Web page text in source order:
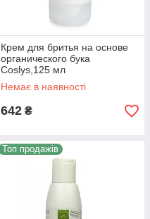
Крем для бритья на основе
органического бука
Coslys,125 мл
Немає в наявності
642 ₴
Топ продажів